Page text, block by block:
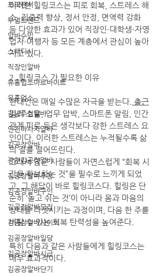
프리랜서
부업트렌드
알바수입
스웨디시
직장인알바
유흥업소아르바이트
유흥업소
강남주점알바
인천마사지알바
김공장알바
광천김공장알바
김공장알바추천
김공장알바구인
김공장알바모집
김공장알바사이트
김공장알바일당
김공장알바시급
김공장알바단기
이러한 힐링코스는 피로 회복, 스트레스 해
소, 집중력 향상, 정서 안정, 면역력 강화
등 다양한 효과가 있어 직장인·대학생·자영
업자·여행자 등 모든 계층에서 관심이 높아
지고 있다.
2. 힐링코스 가 필요한 이유
현대인은 매일 수많은 자극을 받는다. 출근
길의 소음, 업무 압박, 스마트폰 알림, 인간
관계 피로 등은 생각보다 강한 스트레스 요
인이다. 이러한 스트레스는 누적될수록 삶
의 질을 떨어뜨린다.
그래서 많은 사람들이 자연스럽게 “회복 시
간을 확보하는 것”을 필수로 느끼게 되었
고, 그 해답이 바로 힐링코스다. 힐링은 단
순히 ‘놀고 쉬는 것’이 아니라 몸과 마음의
상태를 리셋시키는 과정이며, 다음 한 주를
버틸 수 있는 회복 탄력성을 높여준다.
특히 다음과 같은 사람들에게 힐링코스는
매우 효과적이다.